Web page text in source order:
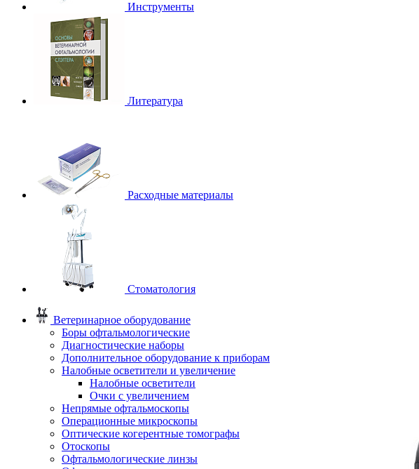
Инструменты
Литература
Расходные материалы
Стоматология
Ветеринарное оборудование
Боры офтальмологические
Диагностические наборы
Дополнительное оборудование к приборам
Налобные осветители и увеличение
Налобные осветители
Очки с увеличением
Непрямые офтальмоскопы
Операционные микроскопы
Оптические когерентные томографы
Отоскопы
Офтальмологические линзы